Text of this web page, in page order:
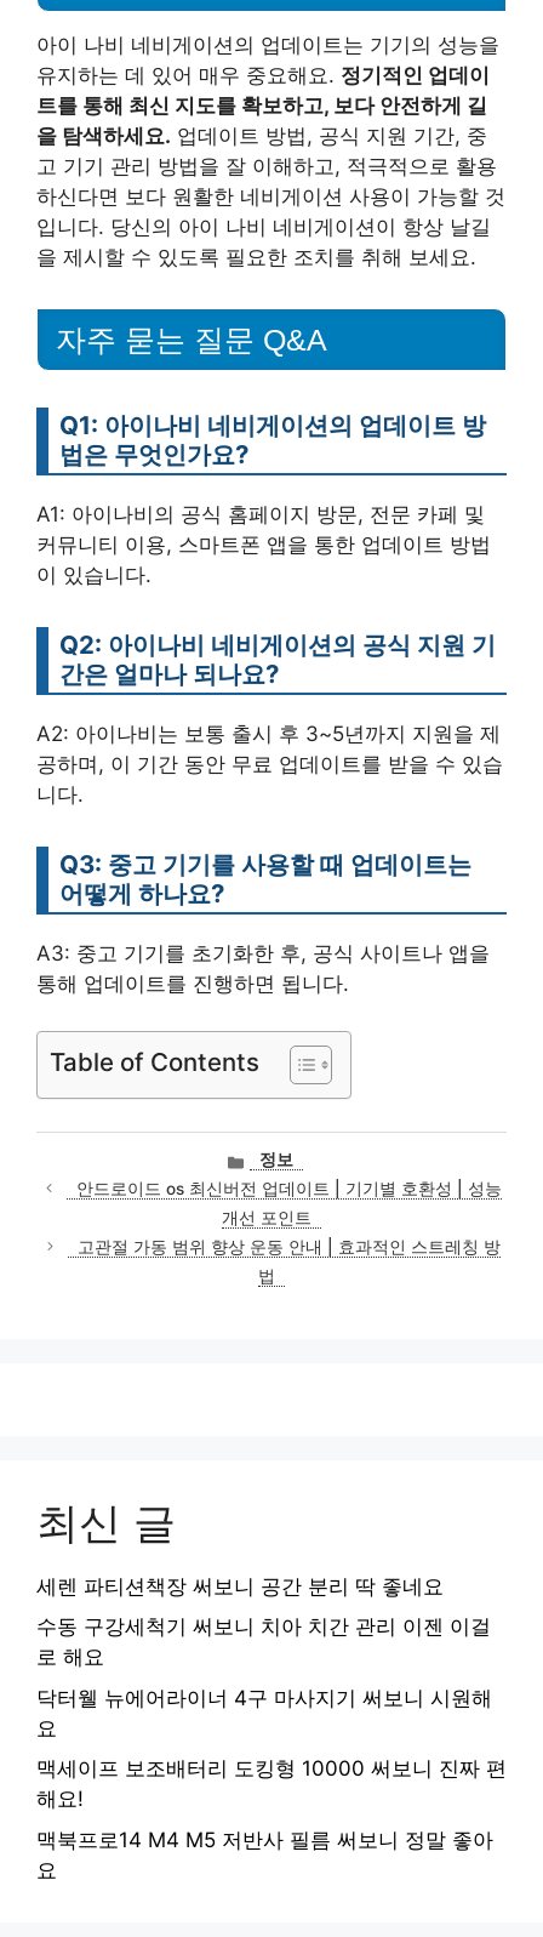
아이 나비 네비게이션의 업데이트는 기기의 성능을
유지하는 데 있어 매우 중요해요. 정기적인 업데이
트를 통해 최신 지도를 확보하고, 보다 안전하게 길
을 탐색하세요. 업데이트 방법, 공식 지원 기간, 중
고 기기 관리 방법을 잘 이해하고, 적극적으로 활용
하신다면 보다 원활한 네비게이션 사용이 가능할 것
입니다. 당신의 아이 나비 네비게이션이 항상 날길
을 제시할 수 있도록 필요한 조치를 취해 보세요.
자주 묻는 질문 Q&A
Q1: 아이나비 네비게이션의 업데이트 방
법은 무엇인가요?
A1: 아이나비의 공식 홈페이지 방문, 전문 카페 및
커뮤니티 이용, 스마트폰 앱을 통한 업데이트 방법
이 있습니다.
Q2: 아이나비 네비게이션의 공식 지원 기
간은 얼마나 되나요?
A2: 아이나비는 보통 출시 후 3~5년까지 지원을 제
공하며, 이 기간 동안 무료 업데이트를 받을 수 있습
니다.
Q3: 중고 기기를 사용할 때 업데이트는
어떻게 하나요?
A3: 중고 기기를 초기화한 후, 공식 사이트나 앱을
통해 업데이트를 진행하면 됩니다.
Table of Contents
카
테
고
리
정보
안드로이드 os 최신버전 업데이트 | 기기별 호환성 | 성능
개선 포인트
고관절 가동 범위 향상 운동 안내 | 효과적인 스트레칭 방
법
최신 글
세렌 파티션책장 써보니 공간 분리 딱 좋네요
수동 구강세척기 써보니 치아 치간 관리 이젠 이걸
로 해요
닥터웰 뉴에어라이너 4구 마사지기 써보니 시원해
요
맥세이프 보조배터리 도킹형 10000 써보니 진짜 편
해요!
맥북프로14 M4 M5 저반사 필름 써보니 정말 좋아
요